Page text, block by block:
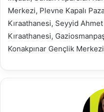
Merkezi, Plevne Kapalı
Kıraathanesi, Seyyid
Kıraathanesi,
Konakpınar Gençlik